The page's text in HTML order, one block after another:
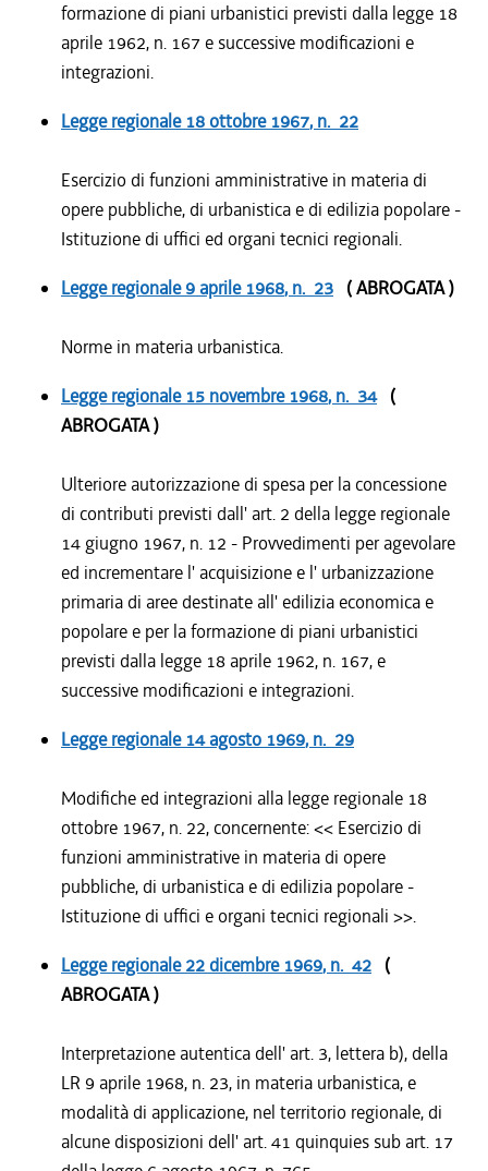
formazione di piani urbanistici previsti dalla legge 18
aprile 1962, n. 167 e successive modificazioni e
integrazioni.
Legge regionale18 ottobre 1967, n. 22
Esercizio di funzioni amministrative in materia di
opere pubbliche, di urbanistica e di edilizia popolare -
Istituzione di uffici ed organi tecnici regionali.
Legge regionale9 aprile 1968, n. 23 ( ABROGATA )
Norme in materia urbanistica.
Legge regionale15 novembre 1968, n. 34(
ABROGATA )
Ulteriore autorizzazione di spesa per la concessione
di contributi previsti dall' art. 2 della legge regionale
14 giugno 1967, n. 12 - Provvedimenti per agevolare
ed incrementare l' acquisizione e l' urbanizzazione
primaria di aree destinate all' edilizia economica e
popolare e per la formazione di piani urbanistici
previsti dalla legge 18 aprile 1962, n. 167, e
successive modificazioni e integrazioni.
Legge regionale14 agosto 1969, n. 29
Modifiche ed integrazioni alla legge regionale 18
ottobre 1967, n. 22, concernente: << Esercizio di
funzioni amministrative in materia di opere
pubbliche, di urbanistica e di edilizia popolare -
Istituzione di uffici e organi tecnici regionali >>.
Legge regionale22 dicembre 1969, n. 42 (
ABROGATA )
Interpretazione autentica dell' art. 3, lettera b), della
LR 9 aprile 1968, n. 23, in materia urbanistica, e
modalità di applicazione, nel territorio regionale, di
alcune disposizioni dell' art. 41 quinquies sub art. 17